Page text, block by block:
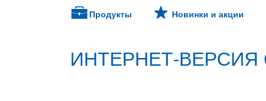
Продукты Новинки и акции
ИНТЕРНЕТ-